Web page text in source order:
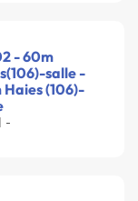
- 60m
salle -
Haies (106)-
-